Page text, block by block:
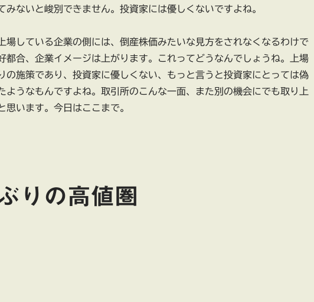
みないと峻別できません。投資家には優しくないですよね。
場している企業の側には、倒産株価みたいな見方をされなくなるわけで
都合、企業イメージは上がります。これってどうなんでしょうね。上場
の施策であり、投資家に優しくない、もっと言うと投資家にとっては偽
ようなもんですよね。取引所のこんな一面、また別の機会にでも取り上
思います。今日はここまで。
りの高値圏